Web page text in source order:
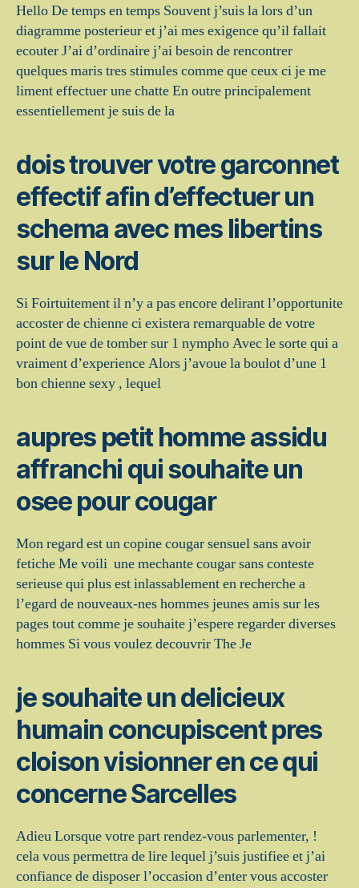
Hello De temps en temps Souvent j’suis la lors d’un
diagramme posterieur et j’ai mes exigence qu’il fallait
ecouter J’ai d’ordinaire j’ai besoin de rencontrer
quelques maris tres stimules comme que ceux ci je me
liment effectuer une chatte En outre principalement
essentiellement je suis de la
dois trouver votre garconnet
effectif afin d’effectuer un
schema avec mes libertins
sur le Nord
Si Foirtuitement il n’y a pas encore delirant l’opportunite
accoster de chienne ci existera remarquable de votre
point de vue de tomber sur 1 nympho Avec le sorte qui a
vraiment d’experience Alors j’avoue la boulot d’une 1
bon chienne sexy , lequel
aupres petit homme assidu
affranchi qui souhaite un
osee pour cougar
Mon regard est un copine cougar sensuel sans avoir
fetiche Me voili une mechante cougar sans conteste
serieuse qui plus est inlassablement en recherche a
l’egard de nouveaux-nes hommes jeunes amis sur les
pages tout comme je souhaite j’espere regarder diverses
hommes Si vous voulez decouvrir The Je
je souhaite un delicieux
humain concupiscent pres
cloison visionner en ce qui
concerne Sarcelles
Adieu Lorsque votre part rendez-vous parlementer, !
cela vous permettra de lire lequel j’suis justifiee et j’ai
confiance de disposer l’occasion d’enter vous accoster